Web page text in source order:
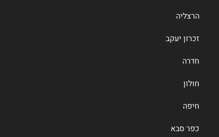
הרצליה
זכרון יעקב
חדרה
חולון
חיפה
כפר סבא